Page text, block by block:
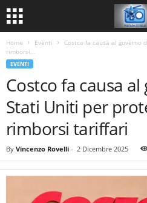
Home Eventi
Costco fa causa al governo
rimborsi...
EVENTI
Costco fa causa
Stati Uniti per
rimborsi tariffari
By Vincenzo Rovelli - 2 Dicembre 2025